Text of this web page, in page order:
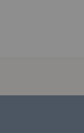
恆的哲學》、《